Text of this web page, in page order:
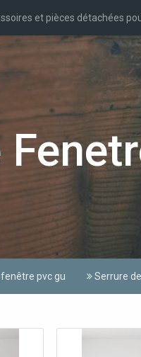
et pièces détachées
pvc gu Serrure